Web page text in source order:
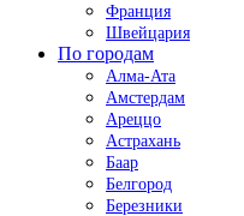
Франция
Швейцария
По городам
Алма-Ата
Амстердам
Ареццо
Астрахань
Баар
Белгород
Березники